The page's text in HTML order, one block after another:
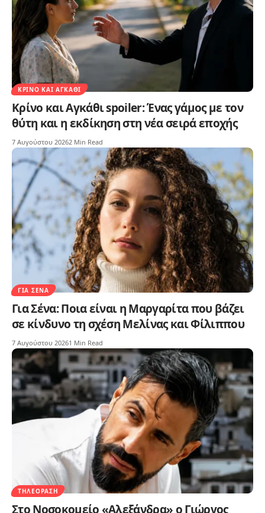
ΚΡΊΝΟ ΚΑΙ ΑΓΚΆΘΙ
Κρίνο και Αγκάθι spoiler: Ένας γάμος με τον
θύτη και η εκδίκηση στη νέα σειρά εποχής
7 Αυγούστου 20262 Min Read
ΓΙΑ ΣΈΝΑ
Για Σένα: Ποια είναι η Μαργαρίτα που βάζει
σε κίνδυνο τη σχέση Μελίνας και Φίλιππου
7 Αυγούστου 20261 Min Read
ΤΗΛΕΌΡΑΣΗ
Στο Νοσοκομείο «Αλεξάνδρα» ο Γιώργος